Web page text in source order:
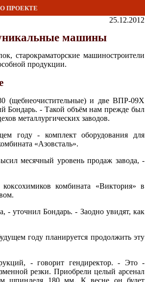
О ПРОЕКТЕ
25.12.2012
машины
старокраматорские машиностроители
продукции.
(щебнеочистительные) и две ВПР-09Х
Бондарь. - Такой объём нам прежде был
металлургических заводов.
году - комплект оборудования для
«Азовсталь».
месячный уровень продаж завода, -
комбината «Виктория» в
- уточнил Бондарь. - Заодно увидят, как
году планируется продолжить эту
- говорит гендиректор. - Это -
резки. Приобрели целый арсенал